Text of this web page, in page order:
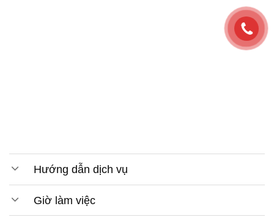
Hướng dẫn dịch vụ
Giờ làm việc